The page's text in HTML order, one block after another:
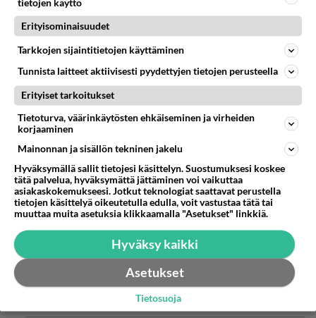
Anonyymi00022
Kävikö vaihtoehto huono itsetunto mielessä, että ei
usko, että joku voisi pitää? Ei se näy yleensä ulospäin
välttämättä.
Ai minunko tulisi pyrkiä oivaltamaan
saavuttamattoman vaikutelman itsestään
antavasta onko kyse huonosta itsetunnosta, eikä
saavuttamattoman vaikutelmaa itsestään?
GTFO. Mitä ihmeen lapsia täällä pyörii? Koskaan
eivät itse ole vastuullisia omasta toiminnastaan
Sherlock Holmesin kykyjä. Ikuisia lapsia, eli
feminismin ja metoon kasvatteja vinksahtaneilla
tietojen käyttö
Erityisominaisuudet
Tarkkojen sijaintitietojen käyttäminen
Tunnista laitteet aktiivisesti pyydettyjen tietojen perusteella
Erityiset tarkoitukset
Tietoturva, väärinkäytösten ehkäiseminen ja virheiden
korjaaminen
Mainonnan ja sisällön tekninen jakelu
Hyväksymällä sallit tietojesi käsittelyn. Suostumuksesi koskee
tätä palvelua, hyväksymättä jättäminen voi vaikuttaa
asiakaskokemukseesi. Jotkut teknologiat saattavat perustella
tietojen käsittelyä oikeutetulla edulla, voit vastustaa tätä tai
muuttaa muita asetuksia klikkaamalla "Asetukset" linkkiä.
Hyväksy kaikki
Asetukset
Tietosuoja